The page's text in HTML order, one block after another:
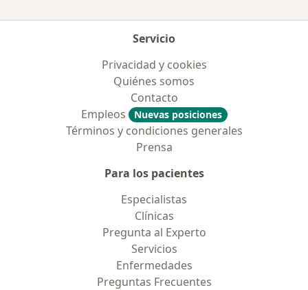
Servicio
Privacidad y cookies
Quiénes somos
Contacto
Empleos
Nuevas posiciones
Términos y condiciones generales
Prensa
Para los pacientes
Especialistas
Clínicas
Pregunta al Experto
Servicios
Enfermedades
Preguntas Frecuentes